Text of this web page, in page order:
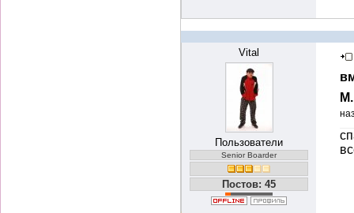
Vital
Пользователи
Senior Boarder
Постов: 45